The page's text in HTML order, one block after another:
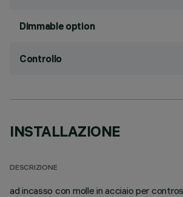
Dimmable option
Controllo
INSTALLAZIONE
DESCRIZIONE
ad incasso con molle in acciaio per